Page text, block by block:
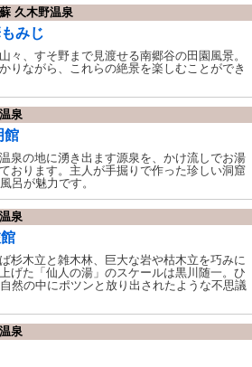
久木野温泉
みじ
々、すそ野まで見渡せる南郷谷の田園風景。
りながら、これらの絶景を楽しむことができ
泉
館
泉の地に湧き出ます源泉を、かけ流しでお湯
おります。主人が手掘りで作った珍しい洞窟
呂が魅力です。
泉
杉木立と雑木林、巨大な岩や枯木立を巧みに
げた「仙人の湯」のスケールは黒川随一。ひ
然の中にポツンと放り出されたような不思議
泉